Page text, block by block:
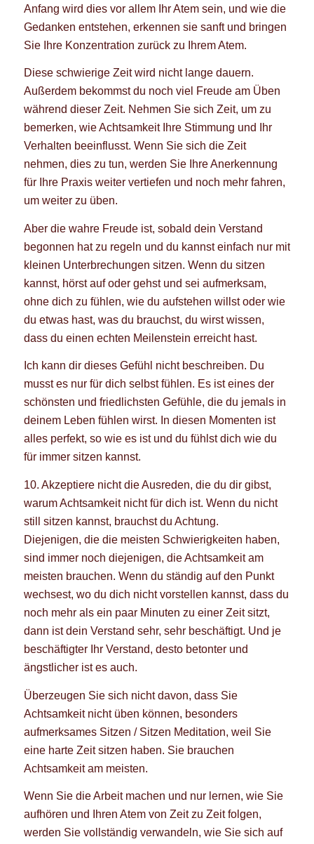
Anfang wird dies vor allem Ihr Atem sein, und wie die
Gedanken entstehen, erkennen sie sanft und bringen
Sie Ihre Konzentration zurück zu Ihrem Atem.
Diese schwierige Zeit wird nicht lange dauern.
Außerdem bekommst du noch viel Freude am Üben
während dieser Zeit. Nehmen Sie sich Zeit, um zu
bemerken, wie Achtsamkeit Ihre Stimmung und Ihr
Verhalten beeinflusst. Wenn Sie sich die Zeit
nehmen, dies zu tun, werden Sie Ihre Anerkennung
für Ihre Praxis weiter vertiefen und noch mehr fahren,
um weiter zu üben.
Aber die wahre Freude ist, sobald dein Verstand
begonnen hat zu regeln und du kannst einfach nur mit
kleinen Unterbrechungen sitzen. Wenn du sitzen
kannst, hörst auf oder gehst und sei aufmerksam,
ohne dich zu fühlen, wie du aufstehen willst oder wie
du etwas hast, was du brauchst, du wirst wissen,
dass du einen echten Meilenstein erreicht hast.
Ich kann dir dieses Gefühl nicht beschreiben. Du
musst es nur für dich selbst fühlen. Es ist eines der
schönsten und friedlichsten Gefühle, die du jemals in
deinem Leben fühlen wirst. In diesen Momenten ist
alles perfekt, so wie es ist und du fühlst dich wie du
für immer sitzen kannst.
10. Akzeptiere nicht die Ausreden, die du dir gibst,
warum Achtsamkeit nicht für dich ist. Wenn du nicht
still sitzen kannst, brauchst du Achtung.
Diejenigen, die die meisten Schwierigkeiten haben,
sind immer noch diejenigen, die Achtsamkeit am
meisten brauchen. Wenn du ständig auf den Punkt
wechsest, wo du dich nicht vorstellen kannst, dass du
noch mehr als ein paar Minuten zu einer Zeit sitzt,
dann ist dein Verstand sehr, sehr beschäftigt. Und je
beschäftigter Ihr Verstand, desto betonter und
ängstlicher ist es auch.
Überzeugen Sie sich nicht davon, dass Sie
Achtsamkeit nicht üben können, besonders
aufmerksames Sitzen / Sitzen Meditation, weil Sie
eine harte Zeit sitzen haben. Sie brauchen
Achtsamkeit am meisten.
Wenn Sie die Arbeit machen und nur lernen, wie Sie
aufhören und Ihren Atem von Zeit zu Zeit folgen,
werden Sie vollständig verwandeln, wie Sie sich auf